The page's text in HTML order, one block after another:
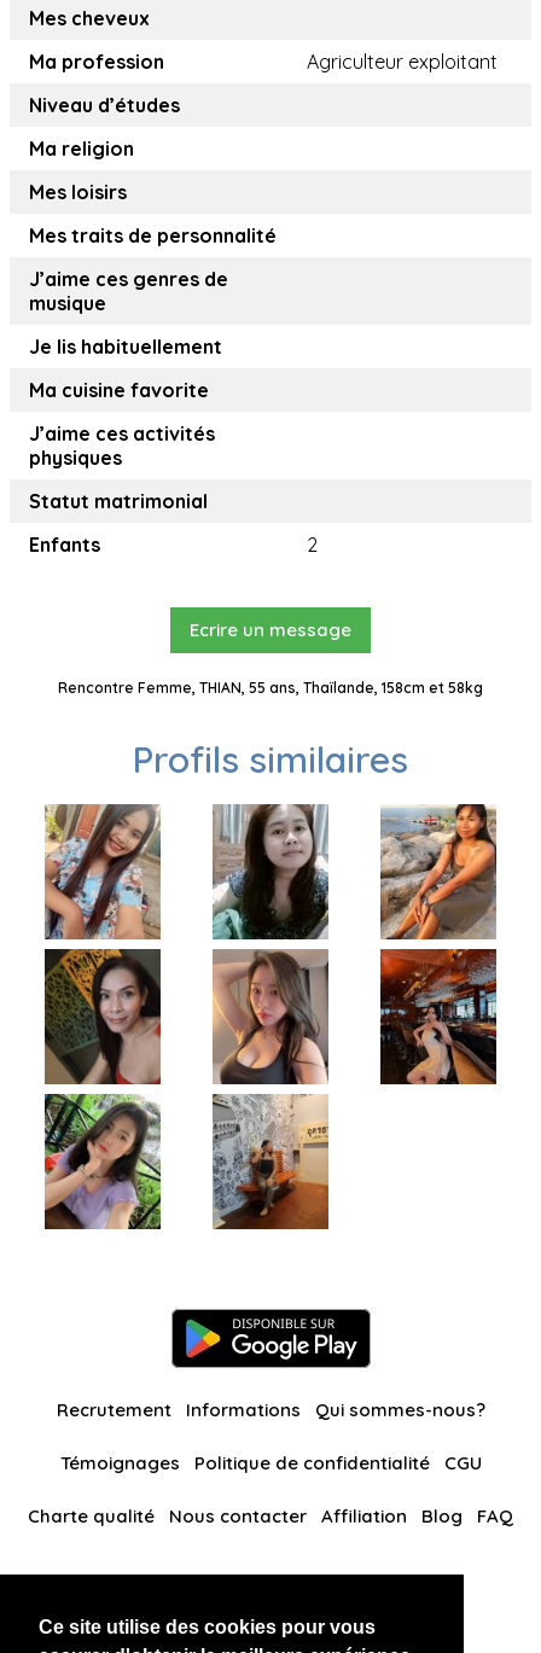
Ce site utilise des cookies pour vous
Mes cheveux
Ma profession
Agriculteur exploitant
Niveau d’études
Ma religion
Mes loisirs
Mes traits de personnalité
J’aime ces genres de
musique
Je lis habituellement
Ma cuisine favorite
J’aime ces activités
physiques
Statut matrimonial
Enfants
2
Ecrire un message
Rencontre Femme, THIAN, 55 ans, Thaïlande, 158cm et 58kg
Profils similaires
Recrutement Informations Qui sommes-nous?
Témoignages Politique de confidentialité CGU
Charte qualité Nous contacter Affiliation Blog FAQ
BlackAndBeauties RussianKisses